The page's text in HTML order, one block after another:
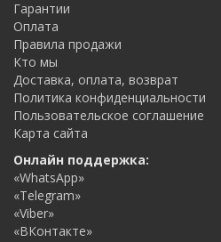
Гарантии
Оплата
Правила продажи
Кто мы
Доставка, оплата, возврат
Политика конфиденциальности
Пользовательское соглашение
Карта сайта
Онлайн поддержка:
«WhatsApp»
«Telegram»
«Viber»
«ВКонтакте»